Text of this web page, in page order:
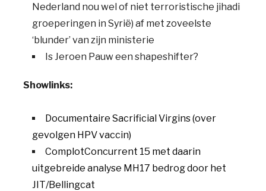
Nederland nou wel of niet terroristische jihadi
groeperingen in Syrië) af met zoveelste
‘blunder’ van zijn ministerie
Is Jeroen Pauw een shapeshifter?
Showlinks:
Documentaire Sacrificial Virgins (over
gevolgen HPV vaccin)
ComplotConcurrent 15 met daarin
uitgebreide analyse MH17 bedrog door het
JIT/Bellingcat